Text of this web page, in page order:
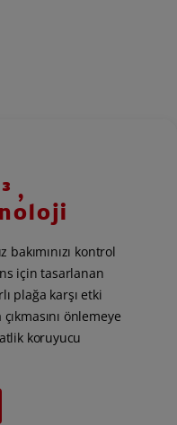
,
kontrol
için tasarlanan
plağa karşı etki
önlemeye
koruyucu